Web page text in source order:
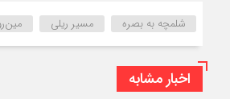
شلمچه به بصره مسیر ریلی
اخبار مشابه